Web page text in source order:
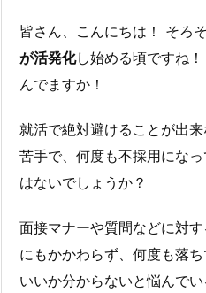
皆さん、こんにちは！ そろ
が活発化し始める頃ですね
んでますか！
就活で絶対避けることが出
苦手で、何度も不採用にな
はないでしょうか？
面接マナーや質問などに対
にもかかわらず、何度も落
いいか分からないと悩んで